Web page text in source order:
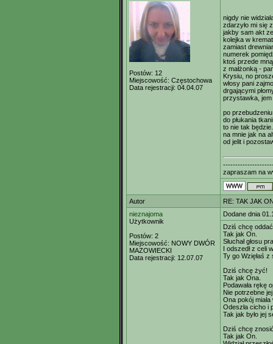
Postów: 12
Miejscowość: Częstochowa
Data rejestracji: 04.04.07
nigdy nie
zdarzyło mi się
jakby sam akt
kolejka w
zamiast
numerek
ktoś przede
z małżonką -
Krysiu, no
włosy pani
drgającymi
przystawka, jem
po przebudzeniu
do płukania
to nie tak
na mnie jak na
od jelit i
zapraszam na
Autor
RE: TAK JAK
nieznajoma
Użytkownik
Postów: 2
Miejscowość: NOWY DWÓR
MAZOWIECKI
Data rejestracji: 12.07.07
Dodane dnia
Dziś chcę
Tak jak On.
Słuchał głosu
I odszedł z celi
Ty go Wzięłaś z
Dziś chcę żyć!
Tak jak Ona.
Podawała rękę
Nie potrzebne
Ona pokój miała
Odeszła cicho i
Tak jak było jej
Dziś chcę
Tak jak On.